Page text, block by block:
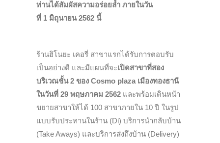
ท่านได้สัมผัสความอร่อยล้ำ ภายในวัน
ที่ 1 มิถุนายน 2562 นี้
ร้านฮิโนยะ เคอรี่ สาขาแรกได้รับการตอบรับ
เป็นอย่างดี และมีแผนที่จะเปิดสาขาที่สอง
บริเวณชั้น2 ของ Cosmo plaza เมืองทองธานี
ในวันที่ 29 พฤษภาคม 2562 และพร้อมเดินหน้า
ขยายสาขาให้ได้ 100 สาขาภายใน 10 ปี ในรูป
แบบรับประทานในร้าน (Di) บริการนำกลับบ้าน
(Take Aways) และบริการส่งถึงบ้าน (Delivery)